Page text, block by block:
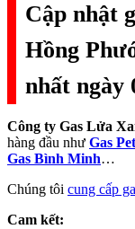
Cập nhật
Hồng
nhất ngày
Công ty Gas Lửa
hàng đầu như Gas
Gas Bình Minh…
Chúng tôi cung cấp
Cam kết: